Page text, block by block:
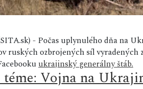
(SITA.sk) - Počas uplynulého dňa na
ruských ozbrojených síl vyradených
ukrajinský generálny štáb.
Vojna na